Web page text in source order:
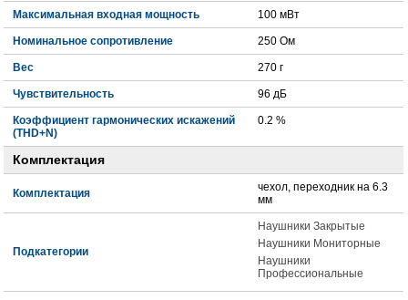
Максимальная входная мощность 100 мВт
Номинальное сопротивление 250 Ом
Вес 270 г
Чувствительность 96 дБ
Коэффициент гармонических искажений
(THD+N)
0.2 %
Комплектация
Комплектация
чехол, переходник на 6.3
мм
Подкатегории
Наушники Закрытые
Наушники Мониторные
Наушники
Профессиональные